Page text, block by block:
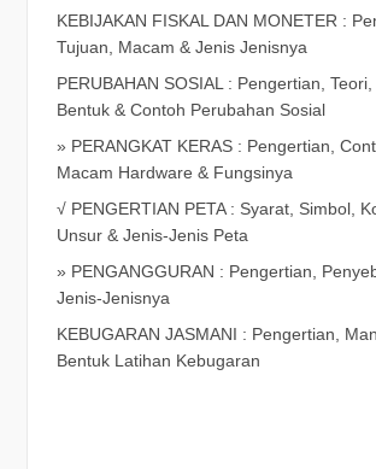
KEBIJAKAN FISKAL DAN MONETER :
Tujuan, Macam & Jenis Jenisnya
PERUBAHAN SOSIAL : Pengertian,
Bentuk & Contoh Perubahan Sosial
» PERANGKAT KERAS : Pengertian,
Macam Hardware & Fungsinya
√ PENGERTIAN PETA : Syarat, Simbol,
Unsur & Jenis-Jenis Peta
» PENGANGGURAN : Pengertian,
Jenis-Jenisnya
KEBUGARAN JASMANI : Pengertian,
Bentuk Latihan Kebugaran